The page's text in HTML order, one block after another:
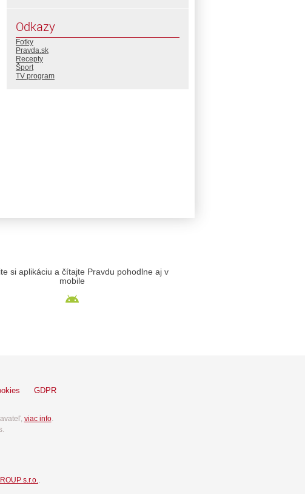
Odkazy
Fotky
Pravda.sk
Recepty
Šport
TV program
si aplikáciu a čítajte Pravdu pohodlne aj v
mobile
GDPR
viac info.
s.r.o..